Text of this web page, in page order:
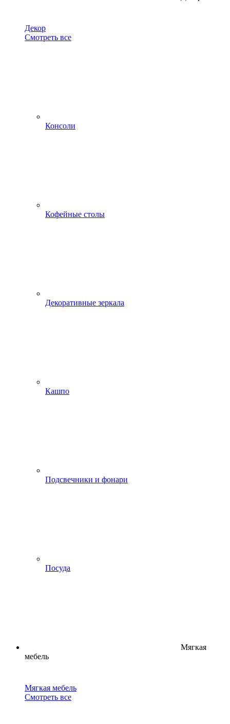
Декор
Смотреть все
Консоли
Кофейные столы
Декоративные зеркала
Кашпо
Подсвечники и фонари
Посуда
Мягкая
мебель
Мягкая мебель
Смотреть все